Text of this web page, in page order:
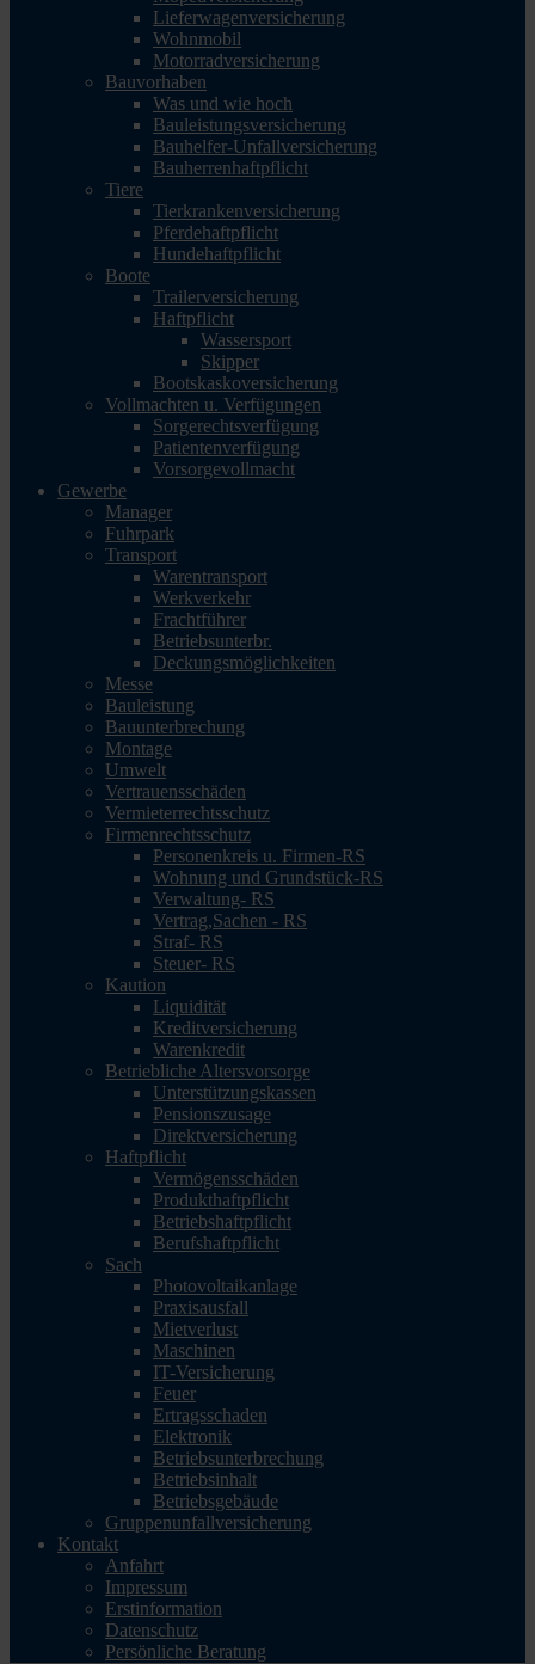
Lieferwagenversicherung
Wohnmobil
Motorradversicherung
Bauvorhaben
Was und wie hoch
Bauleistungsversicherung
Bauhelfer-Unfallversicherung
Bauherrenhaftpflicht
Tiere
Tierkrankenversicherung
Pferdehaftpflicht
Hundehaftpflicht
Boote
Trailerversicherung
Haftpflicht
Wassersport
Skipper
Bootskaskoversicherung
Vollmachten u. Verfügungen
Sorgerechtsverfügung
Patientenverfügung
Vorsorgevollmacht
Gewerbe
Manager
Fuhrpark
Transport
Warentransport
Werkverkehr
Frachtführer
Betriebsunterbr.
Deckungsmöglichkeiten
Messe
Bauleistung
Bauunterbrechung
Montage
Umwelt
Vertrauensschäden
Vermieterrechtsschutz
Firmenrechtsschutz
Personenkreis u. Firmen-RS
Wohnung und Grundstück-RS
Verwaltung- RS
Vertrag,Sachen - RS
Straf- RS
Steuer- RS
Kaution
Liquidität
Kreditversicherung
Warenkredit
Betriebliche Altersvorsorge
Unterstützungskassen
Pensionszusage
Direktversicherung
Haftpflicht
Vermögensschäden
Produkthaftpflicht
Betriebshaftpflicht
Berufshaftpflicht
Sach
Photovoltaikanlage
Praxisausfall
Mietverlust
Maschinen
IT-Versicherung
Feuer
Ertragsschaden
Elektronik
Betriebsunterbrechung
Betriebsinhalt
Betriebsgebäude
Gruppenunfallversicherung
Kontakt
Anfahrt
Impressum
Erstinformation
Datenschutz
Persönliche Beratung